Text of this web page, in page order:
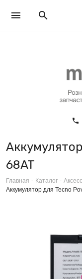
68AT
Главная - Каталог -
Аккумулятор для Tecno